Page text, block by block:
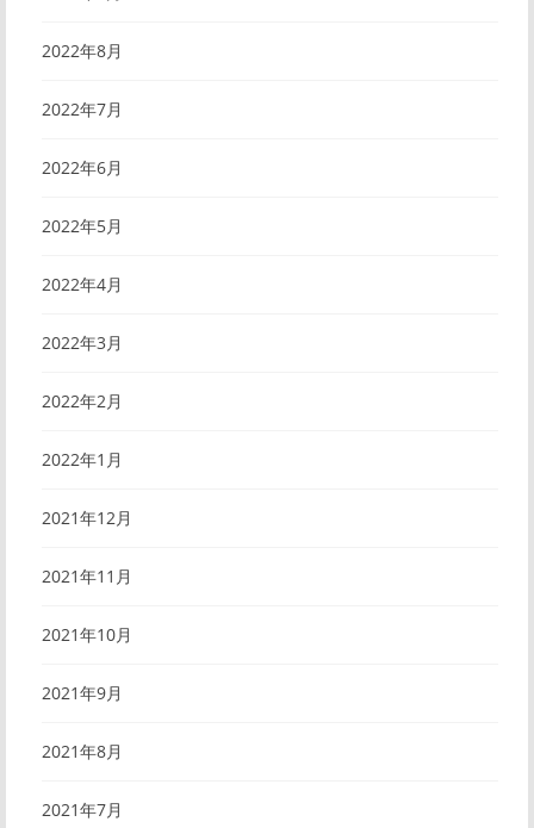
2022年8月
2022年7月
2022年6月
2022年5月
2022年4月
2022年3月
2022年2月
2022年1月
2021年12月
2021年11月
2021年10月
2021年9月
2021年8月
2021年7月